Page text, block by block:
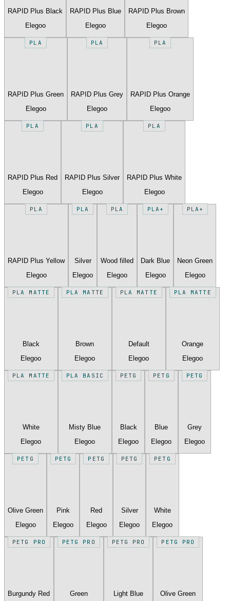
RAPID Plus Black
Elegoo
RAPID Plus Blue
Elegoo
RAPID Plus Brown
Elegoo
PLA
RAPID Plus Green
Elegoo
PLA
RAPID Plus Grey
Elegoo
PLA
RAPID Plus Orange
Elegoo
PLA
RAPID Plus Red
Elegoo
PLA
RAPID Plus Silver
Elegoo
PLA
RAPID Plus White
Elegoo
PLA
RAPID Plus Yellow
Elegoo
PLA
Silver
Elegoo
PLA
Wood filled
Elegoo
PLA+
Dark Blue
Elegoo
PLA+
Neon Green
Elegoo
PLA MATTE
Black
Elegoo
PLA MATTE
Brown
Elegoo
PLA MATTE
Default
Elegoo
PLA MATTE
Orange
Elegoo
PLA MATTE
White
Elegoo
PLA BASIC
Misty Blue
Elegoo
PETG
Black
Elegoo
PETG
Blue
Elegoo
PETG
Grey
Elegoo
PETG
Olive Green
Elegoo
PETG
Pink
Elegoo
PETG
Red
Elegoo
PETG
Silver
Elegoo
PETG
White
Elegoo
PETG PRO
Burgundy Red
PETG PRO
Green
PETG PRO
Light Blue
PETG PRO
Olive Green